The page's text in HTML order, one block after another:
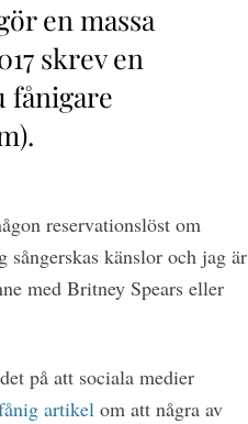
en massa
skrev en
fånigare
reservationslöst om
känslor och jag är
med Britney Spears eller
på att sociala medier
artikelom att några av